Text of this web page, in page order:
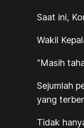
Saat ini,
Wakil
“Masih
Sejumlah
yang
Tidak